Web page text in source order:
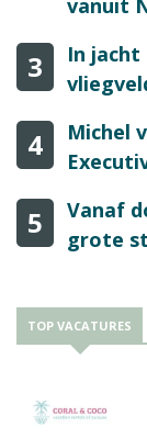
vanuit
3
In
4
Michel
5
Vanaf
grote
TOP VACATURES